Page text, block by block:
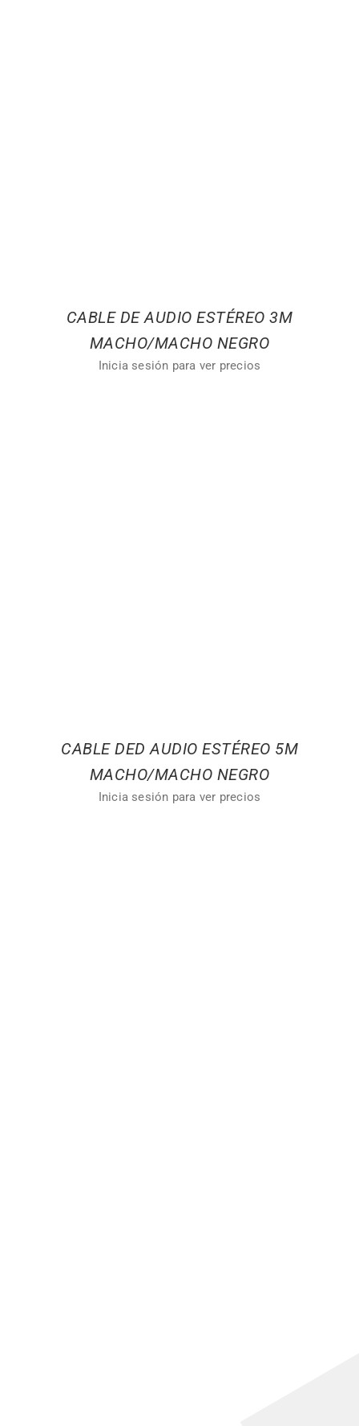
CABLE DE AUDIO ESTÉREO 3M
MACHO/MACHO NEGRO
Inicia sesión para ver precios
CABLE DED AUDIO ESTÉREO 5M
MACHO/MACHO NEGRO
Inicia sesión para ver precios